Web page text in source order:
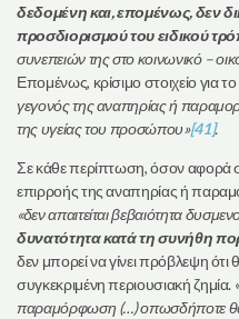
δεδομένη και, επομένως, δεν
προσδιορισμού του ειδικού
συνεπειών της στο κοινωνικό –
Επομένως, κρίσιμο στοιχείο για
γεγονός της αναπηρίας ή
της υγείας του προσώπου»[41].
Σε κάθε περίπτωση, όσον αφορά
επιρροής της αναπηρίας ή
«δεναπαιτείται βεβαιότητα
δυνατότητα κατά τη συνήθη
δεν μπορεί να γίνει πρόβλεψη
συγκεκριμένη περιουσιακή ζημία.
παραμόρφωση (…) οπωσδήποτε θα